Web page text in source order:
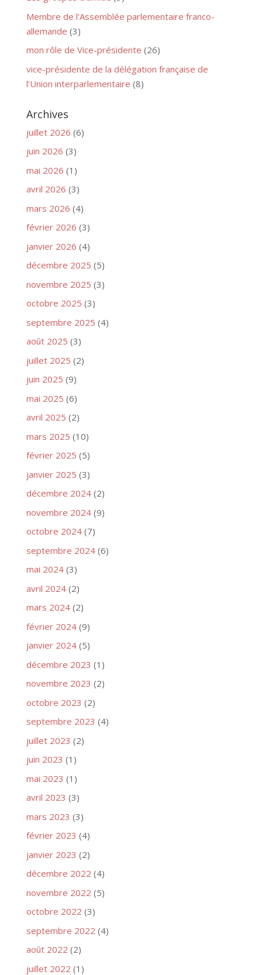
Membre de l'Assemblée parlementaire franco-
allemande (3)
mon rôle de Vice-présidente (26)
vice-présidente de la délégation française de
l’Union interparlementaire (8)
Archives
juillet 2026 (6)
juin 2026 (3)
mai 2026 (1)
avril 2026 (3)
mars 2026 (4)
février 2026 (3)
janvier 2026 (4)
décembre 2025 (5)
novembre 2025 (3)
octobre 2025 (3)
septembre 2025 (4)
août 2025 (3)
juillet 2025 (2)
juin 2025 (9)
mai 2025 (6)
avril 2025 (2)
mars 2025 (10)
février 2025 (5)
janvier 2025 (3)
décembre 2024(2)
novembre 2024(9)
octobre 2024(7)
septembre 2024(6)
mai 2024(3)
avril 2024(2)
mars 2024(2)
février 2024(9)
janvier 2024(5)
décembre 2023 (1)
novembre 2023 (2)
octobre 2023 (2)
septembre 2023 (4)
juillet 2023 (2)
juin 2023 (1)
mai 2023 (1)
avril 2023 (3)
mars 2023 (3)
février 2023 (4)
janvier 2023 (2)
décembre 2022 (4)
novembre 2022 (5)
octobre 2022 (3)
septembre 2022 (4)
août 2022 (2)
juillet 2022 (1)